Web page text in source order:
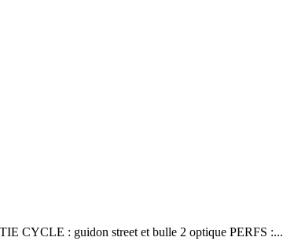
CYCLE : guidon street et bulle 2 optique PERFS :...